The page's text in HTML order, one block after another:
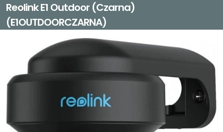
Reolink E1 Outdoor (Czarna)
(E1OUTDOORCZARNA)